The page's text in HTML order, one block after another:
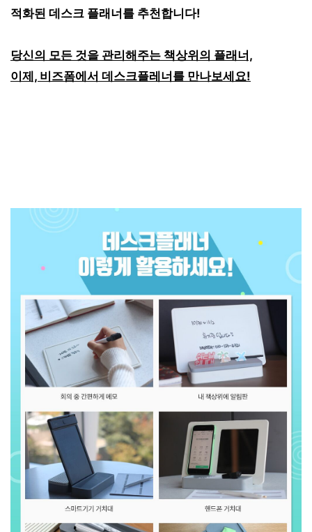
적화된 데스크 플래너를 추천합니다!
당신의 모든 것을 관리해주는 책상위의 플래너,
이제, 비즈폼에서 데스크플레너를 만나보세요!